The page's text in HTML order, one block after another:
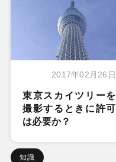
2017年02月26日
東京スカイツリーを
撮影するときに許可
は必要か？
知識